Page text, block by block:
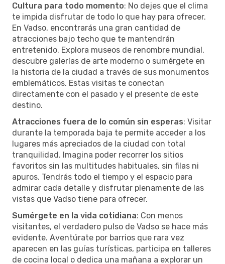
Cultura para todo momento: No dejes que el clima
te impida disfrutar de todo lo que hay para ofrecer.
En Vadso, encontrarás una gran cantidad de
atracciones bajo techo que te mantendrán
entretenido. Explora museos de renombre mundial,
descubre galerías de arte moderno o sumérgete en
la historia de la ciudad a través de sus monumentos
emblemáticos. Estas visitas te conectan
directamente con el pasado y el presente de este
destino.
Atracciones fuera de lo común sin esperas: Visitar
durante la temporada baja te permite acceder a los
lugares más apreciados de la ciudad con total
tranquilidad. Imagina poder recorrer los sitios
favoritos sin las multitudes habituales, sin filas ni
apuros. Tendrás todo el tiempo y el espacio para
admirar cada detalle y disfrutar plenamente de las
vistas que Vadso tiene para ofrecer.
Sumérgete en la vida cotidiana: Con menos
visitantes, el verdadero pulso de Vadso se hace más
evidente. Aventúrate por barrios que rara vez
aparecen en las guías turísticas, participa en talleres
de cocina local o dedica una mañana a explorar un